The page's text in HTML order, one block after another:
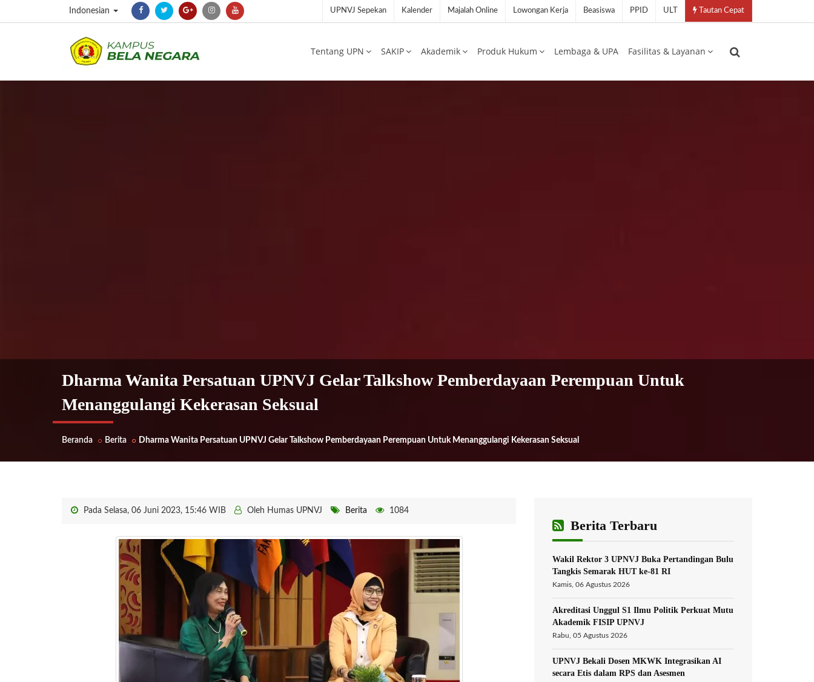
Indonesian UPNVJ Sepekan Kalender Majalah Online Lowongan Kerja Beasiswa PPID ULT Tautan Cepat
Tentang UPN SAKIP Akademik Produk Hukum Lembaga & UPA Fasilitas & Layanan
Dharma Wanita Persatuan UPNVJ Gelar Talkshow Pemberdayaan Perempuan Untuk
Menanggulangi Kekerasan Seksual
Beranda Berita Dharma Wanita Persatuan UPNVJ Gelar Talkshow Pemberdayaan Perempuan Untuk Menanggulangi Kekerasan Seksual
Pada Selasa, 06 Juni 2023, 15:46 WIB Oleh Humas UPNVJ Berita 1084
Berita Terbaru
Wakil Rektor 3 UPNVJ Buka Pertandingan Bulu
Tangkis Semarak HUT ke-81 RI
Kamis, 06 Agustus 2026
Akreditasi Unggul S1 Ilmu Politik Perkuat Mutu
Akademik FISIP UPNVJ
Rabu, 05 Agustus 2026
UPNVJ Bekali Dosen MKWK Integrasikan AI
secara Etis dalam RPS dan Asesmen